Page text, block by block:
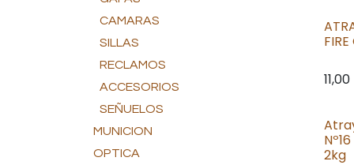
CAMARAS
SILLAS
RECLAMOS
ACCESORIOS
SEÑUELOS
MUNICION
OPTICA
11,00
2kg